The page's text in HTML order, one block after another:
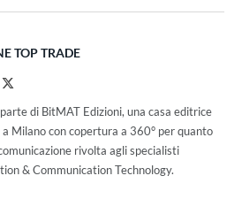
TOP TRADE
di BitMAT Edizioni, una casa editrice
a Milano con copertura a 360° per quanto
rivolta agli specialisti
& Communication Technology.